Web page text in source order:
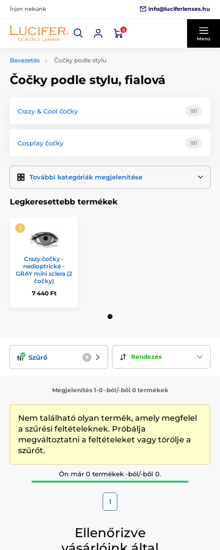
Írjon nekünk info@luciferlenses.hu
0
Menü
Bevezetés Čočky podle stylu
Čočky podle stylu, fialová
Crazy & Cool čočky 181
Cosplay čočky 181
További kategóriák megjelenítése
Legkeresettebb termékek
Crazy čočky -
nedioptrické -
GRAY mini sclera (2
čočky)
7 440 Ft
Szűrő Rendezés
Megjelenítés 1-0 -ból/-ből 0 termékek
Nem található olyan termék, amely megfelel
a szűrési feltételeknek. Próbálja
megváltoztatni a feltételeket vagy törölje a
szűrőt.
Ön már 0 termékek -ból/-ből 0.
1
Ellenőrizve